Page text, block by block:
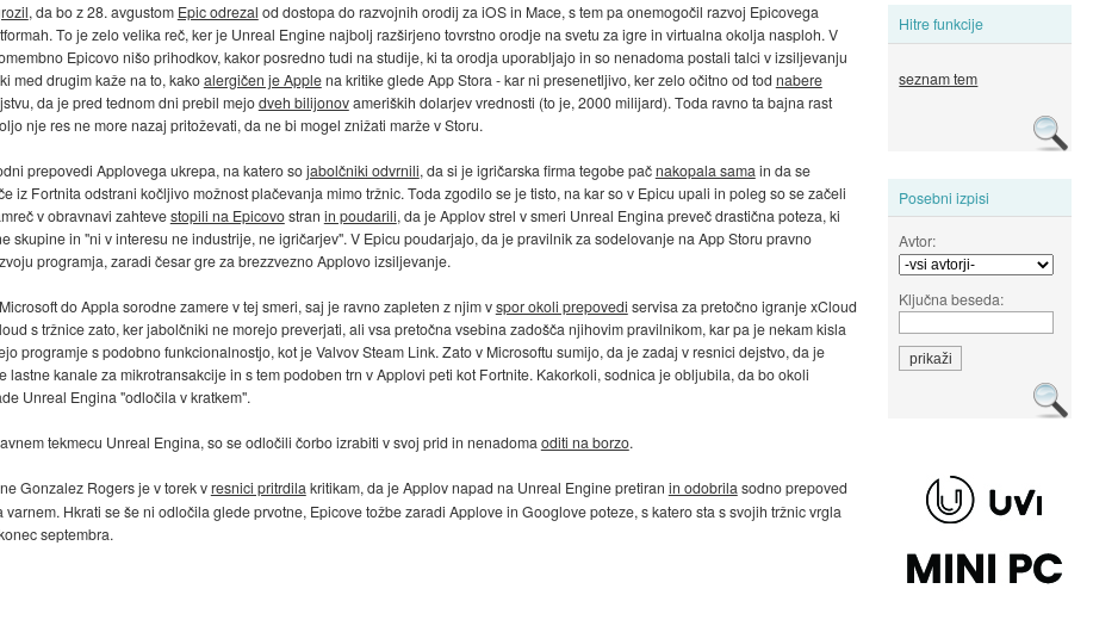
Hitre funkcije
seznam tem
Posebni izpisi
Avtor:
Ključna beseda:
, da bo z 28. avgustom Epic odrezal od dostopa do razvojnih orodij za iOS in Mace, s tem pa onemogočil razvoj Epicovega
To je zelo velika reč, ker je Unreal Engine najbolj razširjeno tovrstno orodje na svetu za igre in virtualna okolja nasploh. V
Epicovo nišo prihodkov, kakor posredno tudi na studije, ki ta orodja uporabljajo in so nenadoma postali talci v izsiljevanju
med drugim kaže na to, kakoalergičen je Applena kritike glede App Stora - kar ni presenetljivo, ker zelo očitno od tod nabere
da je pred tednom dni prebil mejodveh bilijonovameriških dolarjev vrednosti (to je, 2000 milijard). Toda ravno ta bajna rast
nje res ne more nazaj pritoževati, da ne bi mogel znižati marže v Storu.
prepovedi Applovega ukrepa, na katero sojabolčniki odvrnili, da si je igričarska firma tegobe pačnakopala sama in da se
iz Fortnita odstrani kočljivo možnost plačevanja mimo tržnic. Toda zgodilo se je tisto, na kar so v Epicu upali in poleg so se začeli
v obravnavi zahtevestopili na Epicovostran in poudarili, da je Applov strel v smeri Unreal Engina preveč drastična poteza, ki
skupine in "ni v interesu ne industrije, ne igričarjev". V Epicu poudarjajo, da je pravilnik za sodelovanje na App Storu pravno
programja, zaradi česar gre za brezzvezno Applovo izsiljevanje.
do Appla sorodne zamere v tej smeri, saj je ravno zapleten z njim vspor okoli prepovedi servisa za pretočno igranje xCloud
s tržnice zato, ker jabolčniki ne morejo preverjati, ali vsa pretočna vsebina zadošča njihovim pravilnikom, kar pa je nekam kisla
programje s podobno funkcionalnostjo, kot je Valvov Steam Link. Zato v Microsoftu sumijo, da je zadaj v resnici dejstvo, da je
lastne kanale za mikrotransakcije in s tem podoben trn v Applovi peti kot Fortnite. Kakorkoli, sodnica je obljubila, da bo okoli
Unreal Engina "odločila v kratkem".
tekmecu Unreal Engina, so se odločili čorbo izrabiti v svoj prid in nenadoma oditi na borzo.
Gonzalez Rogers je v torek vresnici pritrdila kritikam, da je Applov napad na Unreal Engine pretiran in odobrila sodno prepoved
Hkrati se še ni odločila glede prvotne, Epicove tožbe zaradi Applove in Googlove poteze, s katero sta s svojih tržnic vrgla
septembra.